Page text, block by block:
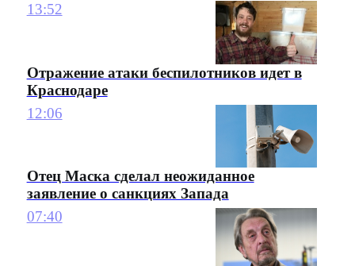
13:52
Отражение атаки беспилотников идет в
Краснодаре
12:06
Отец Маска сделал неожиданное
заявление о санкциях Запада
07:40